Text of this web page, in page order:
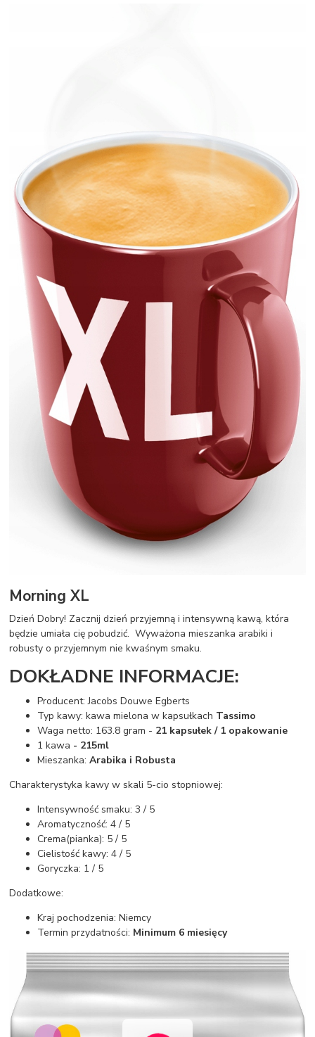
Morning XL
Dzień Dobry! Zacznij dzień przyjemną i intensywną kawą, która
będzie umiała cię pobudzić. Wyważona mieszanka arabiki i
robusty o przyjemnym nie kwaśnym smaku.
DOKŁADNE INFORMACJE:
Producent: Jacobs Douwe Egberts
Typ kawy: kawa mielona w kapsułkach Tassimo
Waga netto: 163.8 gram - 21 kapsułek / 1 opakowanie
1 kawa - 215ml
Mieszanka:Arabika i Robusta
Charakterystyka kawy w skali 5-cio stopniowej:
Intensywność smaku: 3 / 5
Aromatyczność: 4 / 5
Crema(pianka): 5 / 5
Cielistość kawy: 4 / 5
Goryczka: 1 / 5
Dodatkowe:
Kraj pochodzenia: Niemcy
Termin przydatności: Minimum 6 miesięcy